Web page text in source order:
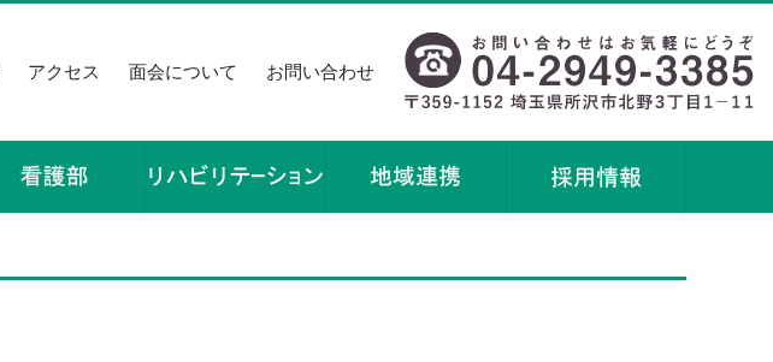
アクセス 面会について お問い合わせ